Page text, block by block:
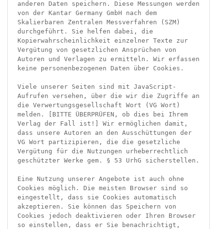
anderen Daten speichern. Diese Messungen werden
von der Kantar Germany GmbH nach dem
Skalierbaren Zentralen Messverfahren (SZM)
durchgeführt. Sie helfen dabei, die
Kopierwahrscheinlichkeit einzelner Texte zur
Vergütung von gesetzlichen Ansprüchen von
Autoren und Verlagen zu ermitteln. Wir erfassen
keine personenbezogenen Daten über Cookies.
Viele unserer Seiten sind mit JavaScript-
Aufrufen versehen, über die wir die Zugriffe an
die Verwertungsgesellschaft Wort (VG Wort)
melden. [BITTE ÜBERPRÜFEN, ob dies bei Ihrem
Verlag der Fall ist!] Wir ermöglichen damit,
dass unsere Autoren an den Ausschüttungen der
VG Wort partizipieren, die die gesetzliche
Vergütung für die Nutzungen urheberrechtlich
geschützter Werke gem. § 53 UrhG sicherstellen.
Eine Nutzung unserer Angebote ist auch ohne
Cookies möglich. Die meisten Browser sind so
eingestellt, dass sie Cookies automatisch
akzeptieren. Sie können das Speichern von
Cookies jedoch deaktivieren oder Ihren Browser
so einstellen, dass er Sie benachrichtigt,